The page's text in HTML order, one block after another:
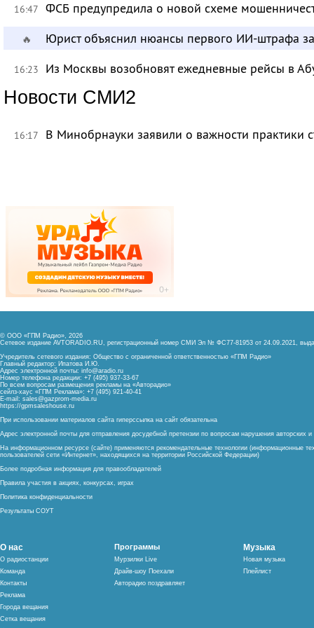
16:47 ФСБ предупредила о новой схеме
🔥 Юрист объяснил нюансы первого ИИ-штрафа
16:23 Из Москвы возобновят ежедневные рейсы в
Новости СМИ2
16:17 В Минобрнауки заявили о важности практики
© ООО «ГПМ Радио», 2026
Сетевое издание AVTORADIO.RU, регистрационный номер СМИ Эл № ФС77-81953 от 24.09.2021,
Учредитель сетевого издания: Общество с ограниченной ответственностью «ГПМ Радио»
Главный редактор: Ипатова И.Ю.
Адрес электронной почты: info@aradio.ru
Номер телефона редакции: +7 (495) 937-33-67
По всем вопросам размещения рекламы на «Авторадио»
сейлз-хаус «ГПМ Реклама»: +7 (495) 921-40-41
E-mail: sales@gazprom-media.ru
https://gpmsaleshouse.ru
При использовании материалов сайта гиперссылка на сайт обязательна
Адрес электронной почты для отправления досудебной претензии по вопросам нарушения авторских
На информационном ресурсе (сайте) применяются рекомендательные технологии (информационные
пользователей сети «Интернет», находящихся на территории Российской Федерации)
Более подробная информация для правообладателей
Правила участия в акциях, конкурсах, играх
Политика конфиденциальности
Результаты СОУТ
О нас
О радиостанции
Команда
Контакты
Реклама
Города вещания
Сетка вещания
Программы
Мурзилки Live
Драйв-шоу Поехали
Авторадио поздравляет
Музыка
Новая музыка
Плейлист